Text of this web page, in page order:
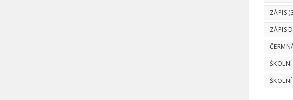
ZÁPIS
ZÁPIS
ŠKOLNÍ